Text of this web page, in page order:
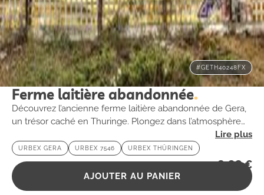
#GETH40248FX
Ferme laitière abandonnée
Découvrez l’ancienne ferme laitière abandonnée de Gera,
un trésor caché en Thuringe. Plongez dans l’atmosphère
mystérieuse de ce site chargé d’histoire et d’émotions.
URBEX GERA URBEX 7546 URBEX THÜRINGEN
2,99€
AJOUTER AU PANIER